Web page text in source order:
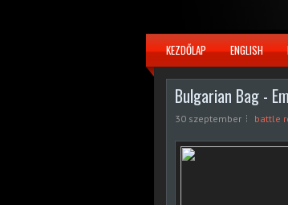
KEZDŐLAP ENGLISH
Bulgarian Bag -
30 szeptember battle